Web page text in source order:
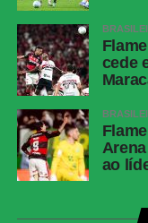
duas
parando no goleiro.
Palmeiras
contra o
Paulinho vira
Barranquilla
cede
ao